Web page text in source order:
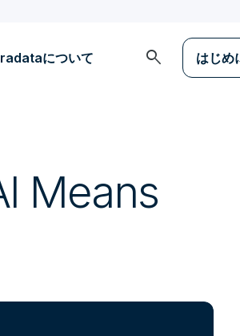
について search はじめ
Means